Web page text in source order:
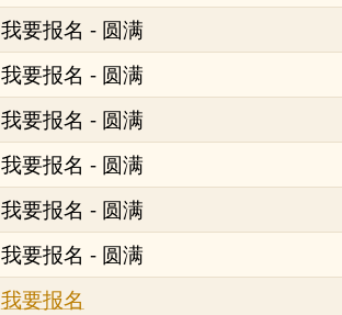
我要报名 - 圆满
我要报名 - 圆满
我要报名 - 圆满
我要报名 - 圆满
我要报名 - 圆满
我要报名 - 圆满
我要报名